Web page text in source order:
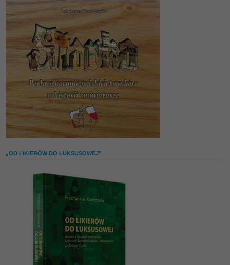
„OD LIKIERÓW DO LUKSUSOWEJ”